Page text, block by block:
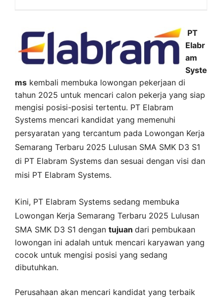
PT
Elabr
am
Syste
ms kembali membuka lowongan pekerjaan di
tahun 2025 untuk mencari calon pekerja yang siap
mengisi posisi-posisi tertentu. PT Elabram
Systems mencari kandidat yang memenuhi
persyaratan yang tercantum pada Lowongan Kerja
Semarang Terbaru 2025 Lulusan SMA SMK D3 S1
di PT Elabram Systems dan sesuai dengan visi dan
misi PT Elabram Systems.
Kini, PT Elabram Systems sedang membuka
Lowongan Kerja Semarang Terbaru 2025 Lulusan
SMA SMK D3 S1 dengan tujuan dari pembukaan
lowongan ini adalah untuk mencari karyawan yang
cocok untuk mengisi posisi yang sedang
dibutuhkan.
Perusahaan akan mencari kandidat yang terbaik